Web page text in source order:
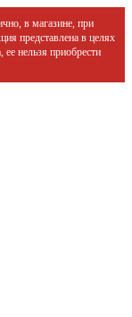
в магазине, при
представлена в целях
нельзя приобрести